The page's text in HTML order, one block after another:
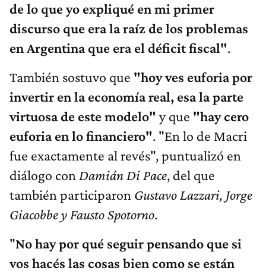
de lo que yo expliqué en mi primer
discurso que era la raíz de los problemas
en Argentina que era el déficit fiscal".
También sostuvo que "hoy ves euforia por
invertir en la economía real, esa la parte
virtuosa de este modelo" y que "hay cero
euforia en lo financiero". "En lo de Macri
fue exactamente al revés", puntualizó en
diálogo con Damián Di Pace, del que
también participaron Gustavo Lazzari, Jorge
Giacobbe y Fausto Spotorno.
"No hay por qué seguir pensando que si
vos hacés las cosas bien como se están